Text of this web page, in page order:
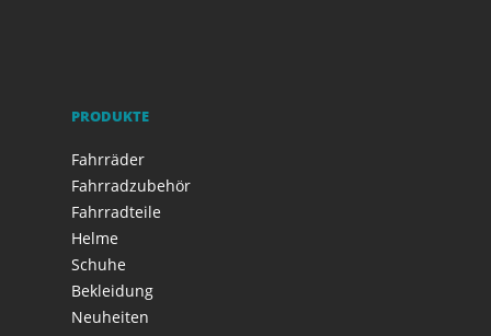
PRODUKTE
Fahrräder
Fahrradzubehör
Fahrradteile
Helme
Schuhe
Bekleidung
Neuheiten